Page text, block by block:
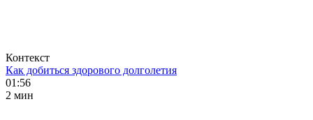
Контекст
Как добиться здорового долголетия
01:56
2 мин